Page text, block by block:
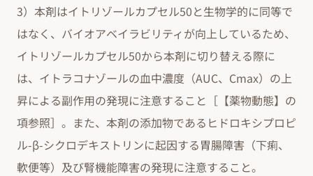
3）本剤はイトリゾールカプセル50と生物学的に同等で
はなく、バイオアベイラビリティが向上しているため、
イトリゾールカプセル50から本剤に切り替える際に
は、イトラコナゾールの血中濃度（AUC、Cmax）の上
昇による副作用の発現に注意すること［【薬物動態】の
項参照］。また、本剤の添加物であるヒドロキシプロピ
ル-β-シクロデキストリンに起因する胃腸障害（下痢、
軟便等）及び腎機能障害の発現に注意すること。